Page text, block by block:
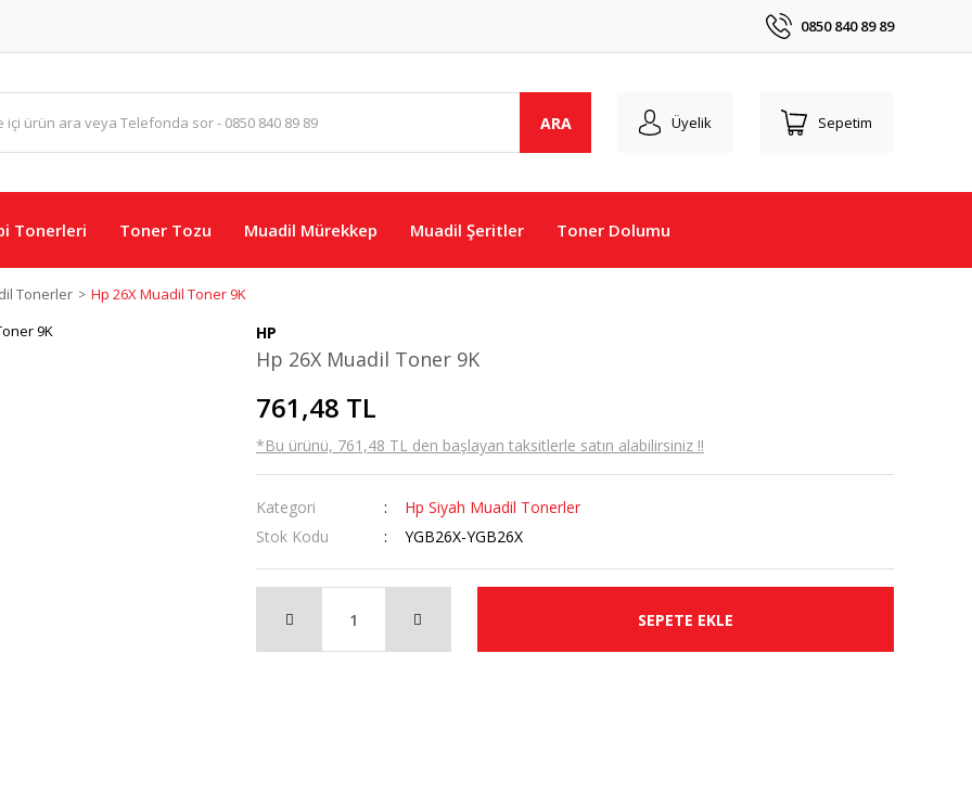
0850 840 89 89
ARA Üyelik Sepetim
Tonerleri Toner Tozu Muadil Mürekkep Muadil Şeritler Toner Dolumu
Tonerler Hp 26X Muadil Toner 9K
HP
Hp 26X Muadil Toner 9K
761,48 TL
*Bu ürünü, 761,48 TL den başlayan taksitlerle satın alabilirsiniz !!
Kategori
Hp Siyah Muadil Tonerler
Stok Kodu
YGB26X-YGB26X
SEPETE EKLE